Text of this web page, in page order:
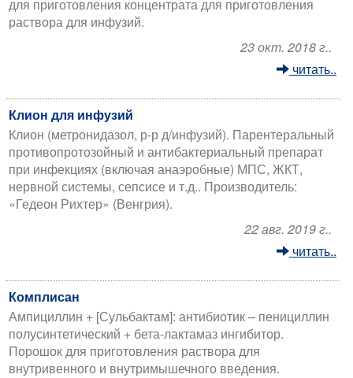
для приготовления концентрата для приготовления
раствора для инфузий.
23 окт. 2018 г..
читать..
Клион для инфузий
Клион (метронидазол, р-р д/инфузий). Парентеральный
противопротозойный и антибактериальный препарат
при инфекциях (включая анаэробные) МПС, ЖКТ,
нервной системы, сепсисе и т.д.. Производитель:
«Гедеон Рихтер» (Венгрия).
22 авг. 2019 г..
читать..
Комплисан
Ампициллин + [Сульбактам]: антибиотик – пенициллин
полусинтетический + бета-лактамаз ингибитор.
Порошок для приготовления раствора для
внутривенного и внутримышечного введения.